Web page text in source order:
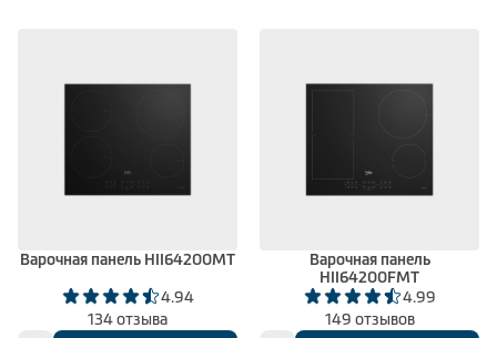
Варочная панель HII64200MT
4.94
134 отзыва
Варочная панель
HII64200FMT
4.99
149 отзывов